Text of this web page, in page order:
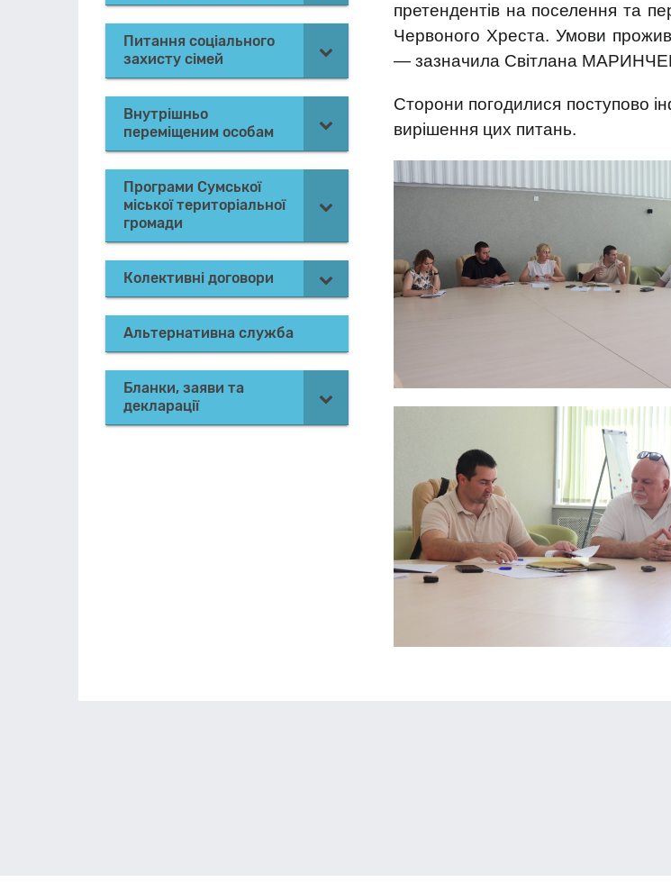
Питання соціального
захисту сімей
Внутрішньо
переміщеним особам
Програми Сумської
міської територіальної
громади
Колективні договори
Альтернативна служба
Бланки, заяви та
декларації
претендентів на поселення та
Червоного Хреста. Умови
— зазначила Світлана
Сторони погодилися поступово
вирішення цих питань.